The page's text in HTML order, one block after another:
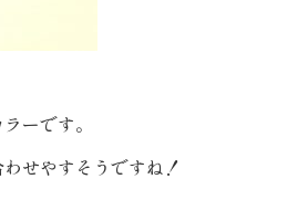
ーです。
せやすそうですね！